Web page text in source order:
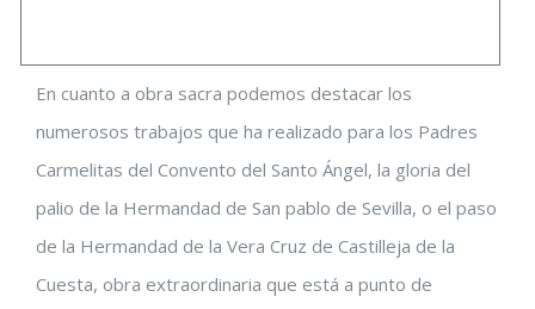
En cuanto a obra sacra podemos destacar los
numerosos trabajos que ha realizado para los Padres
Carmelitas del Convento del Santo Ángel, la gloria del
palio de la Hermandad de San pablo de Sevilla, o el paso
de la Hermandad de la Vera Cruz de Castilleja de la
Cuesta, obra extraordinaria que está a punto de